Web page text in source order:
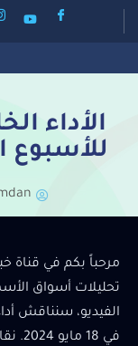
الأداء
للأسبوع
مرحباً بكم في قناة
تحليلات أسواق
الفيديو، سنناقش
في